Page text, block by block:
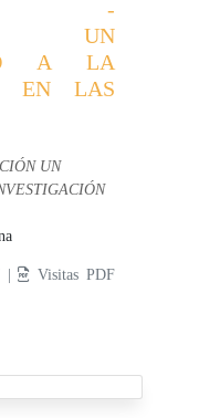
-
UN
A LA
EN LAS
UN
|
Visitas PDF